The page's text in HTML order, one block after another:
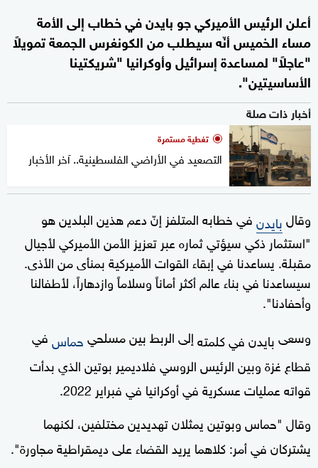
أعلن الرئيس الأميركي جو بايدن في خطاب إلى الأمة
مساء الخميس أنّه سيطلب من الكونغرس الجمعة تمويلاً
"عاجلاً" لمساعدة إسرائيل وأوكرانيا "شريكتينا
الأساسيتين".
أخبار ذات صلة
تغطية مستمرة
التصعيد في الأراضي الفلسطينية.. آخر الأخبار
وقالبايدنفي خطابه المتلفز إنّ دعم هذين البلدين هو
"استثمار ذكي سيؤتي ثماره عبر تعزيز الأمن الأميركي لأجيال
مقبلة. يساعدنا في إبقاء القوات الأميركية بمنأى من الأذى.
سيساعدنا في بناء عالم أكثر أماناً وسلاماً وازدهاراً، لأطفالنا
وأحفادنا".
وسعىبايدن في كلمتهإلى الربط بين مسلحيحماسفي
قطاع غزة وبين الرئيس الروسي فلاديمير بوتين الذي بدأت
قواته عمليات عسكرية في أوكرانيا في فبراير 2022.
وقال "حماس وبوتين يمثلان تهديدين مختلفين، لكنهما
يشتركان في أمر: كلاهما يريد القضاء على ديمقراطية مجاورة".